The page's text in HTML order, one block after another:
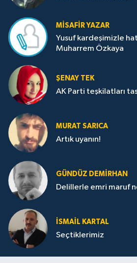
MISAFIR YAZAR
Yusuf kardeşimizle
Muharrem Özkaya
ŞENAY TEK
AK Parti teşkilatları
MURAT SARICA
Artık uyanın!
GÜNDÜZ DEMIRHAN
Delillerle emri maruf
İSMAIL KARTAL
Seçtiklerimiz